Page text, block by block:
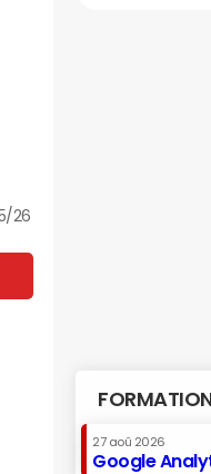
26
27 aoû 2026
Google